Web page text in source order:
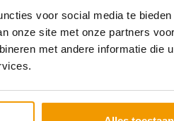
voor social media te bieden
onze site met onze partners
met andere informatie die